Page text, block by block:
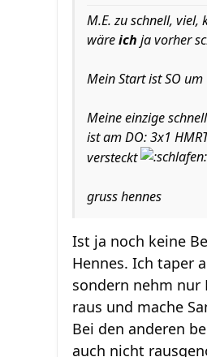
M.E. zu schnell, viel,
wäreich ja vorher
Mein Start ist SO
Meine einzige
ist am DO: 3x1
versteckt
gruss hennes
Ist ja noch keine
Hennes. Ich taper
sondern nehm nur
raus und mache
Bei den anderen
auch nicht